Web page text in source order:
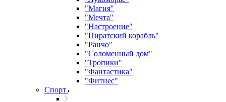
"Магия"
"Мечта"
"Настроение"
"Пиратский корабль"
"Ранчо"
"Соломенный дом"
"Тропики"
"Фантастика"
"Фитнес"
Спорт